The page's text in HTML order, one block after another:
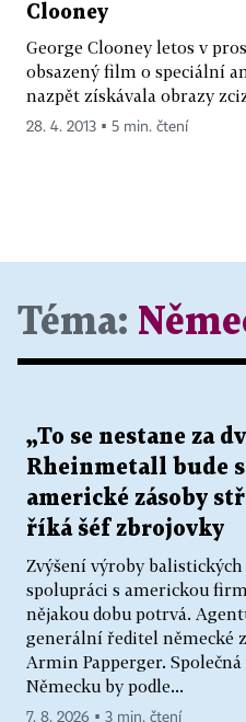
Clooney
George Clooney letos v
obsazený film o speciální
nazpět získávala obrazy
28. 4. 2013 ▪ 5 min. čtení
Téma:
„To se nestane za
Rheinmetall bude
americké zásoby
říká šéf zbrojovky
Zvýšení výroby balistických
spolupráci s americkou
nějakou dobu potrvá.
generální ředitel německé
Armin Papperger.
Německu by podle...
7. 8. 2026 ▪ 3 min. čtení